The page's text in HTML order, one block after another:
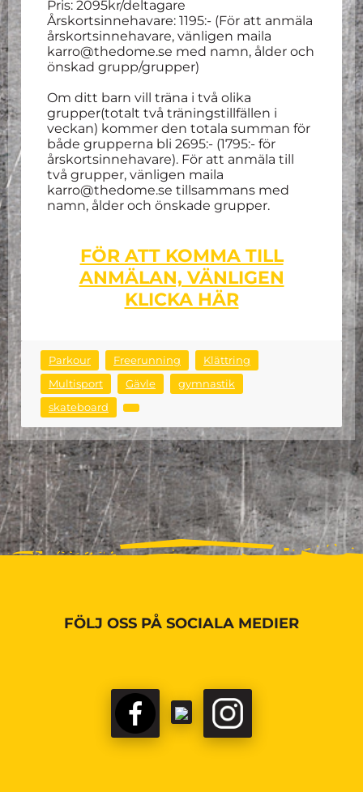
Pris: 2095kr/deltagare
Årskortsinnehavare: 1195:- (För att anmäla
årskortsinnehavare, vänligen maila
karro@thedome.se med namn, ålder och
önskad grupp/grupper)
Om ditt barn vill träna i två olika
grupper(totalt två träningstillfällen i
veckan) kommer den totala summan för
både grupperna bli 2695:- (1795:- för
årskortsinnehavare). För att anmäla till
två grupper, vänligen maila
karro@thedome.se tillsammans med
namn, ålder och önskade grupper.
FÖR ATT KOMMA TILL
ANMÄLAN, VÄNLIGEN
KLICKA HÄR
Parkour Freerunning
Klättring
Multisport
Gävle
gymnastik
skateboard
FÖLJ OSS PÅ SOCIALA MEDIER